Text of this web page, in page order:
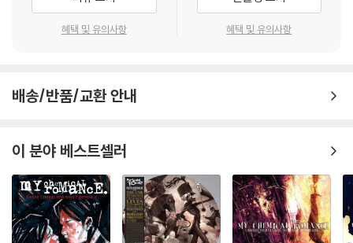
다. 전용 제품으로 이를 제거하면 대부분 해결됩니다.
3) 바늘에 먼지가 쌓이는 경우에도 재생이 원활하지 않을 수 있습니다.
렁거리거나 휘어지는 경우가 있습니다.
2) 재생 음역의 왜곡을 최소화 하고 반복 재생시에도 최대한 일관되게 유
지되도록 디스크 센터 홀 구경이 작게 제작되는 경우가 있습니다. 턴테이
블 스핀들에 맞지 않는 경우에는 전용 제품 등을 이용하여 센터 홀을 조정
하시면 해결됩니다.
3) 디스크에 미세한 잔 흠집이 남아있거나 인쇄 면이 깨끗하지 않은 경우
혜택 및 유의사항 혜택 및 유의사항
배송/반품/교환 안내
이 분야 베스트셀러